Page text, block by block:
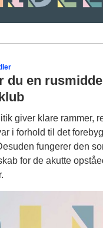
du en
giver klare rammer,
i forhold til det
fungerer den
for de akutte